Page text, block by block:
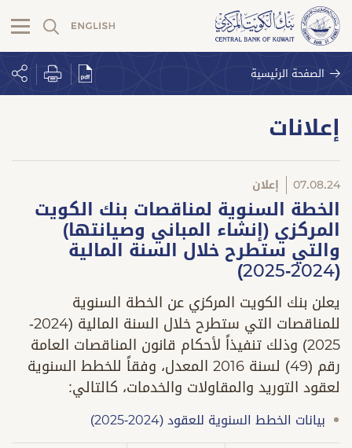
الصفحة الرئيسية
إعلانات
07.08.24 إعلان
الخطة السنوية لمناقصات بنك الكويت
المركزي (إنشاء المباني وصيانتها)
والتي ستطرح خلال السنة المالية
(2024-2025)
يعلن بنك الكويت المركزي عن الخطة السنوية
للمناقصات التي ستطرح خلال السنة المالية (2024-
2025) وذلك تنفيذاً لأحكام قانون المناقصات العامة
رقم (49) لسنة 2016 المعدل، وفقاً للخطط السنوية
لعقود التوريد والمقاولات والخدمات، كالتالي:
بيانات الخطط السنوية للعقود (2024-2025)